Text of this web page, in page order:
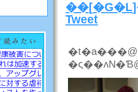
��[�G�L
Tweet